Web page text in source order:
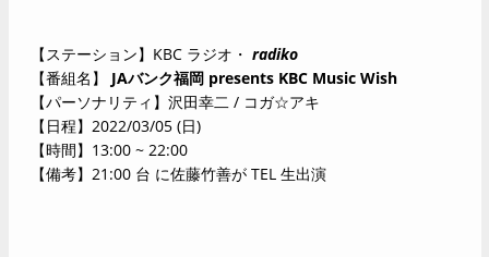
【ステーション】KBC ラジオ・ radiko
【番組名】
JAバンク福岡 presents KBC Music Wish
【パーソナリティ】沢田幸二 / コガ☆アキ
【日程】2022/03/05 (日)
【時間】13:00 ~ 22:00
【備考】21:00 台 に佐藤竹善が TEL 生出演